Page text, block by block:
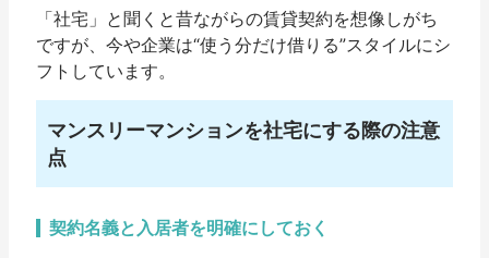
「社宅」と聞くと昔ながらの賃貸契約を想像しがち
ですが、今や企業は“使う分だけ借りる”スタイルにシ
フトしています。
マンスリーマンションを社宅にする際の注意
点
契約名義と入居者を明確にしておく